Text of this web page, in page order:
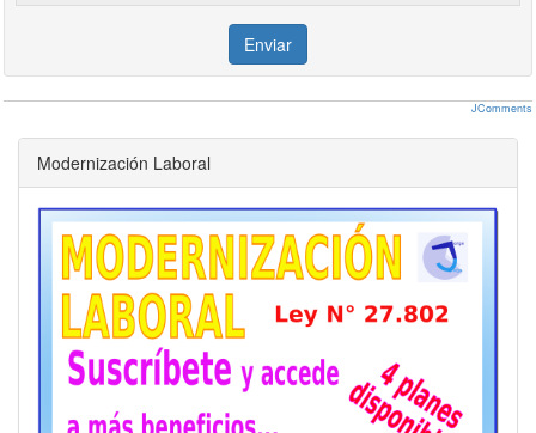
Enviar
JComments
Modernización Laboral